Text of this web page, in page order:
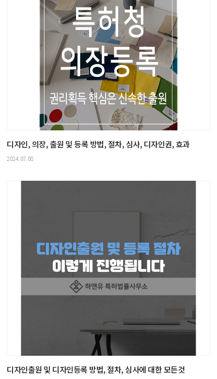
디자인, 의장, 출원 및 등록 방법, 절차, 심사, 디자인권, 효과
2024.07.08
디자인출원 및 디자인등록 방법, 절차, 심사에 대한 모든것